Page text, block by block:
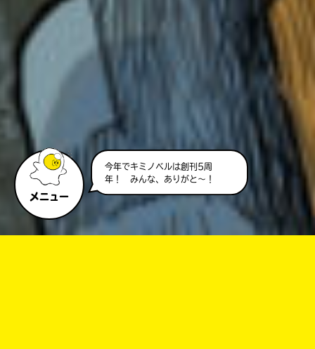
メニュー
今年でキミノベルは創刊5周
年！ みんな、ありがと～！